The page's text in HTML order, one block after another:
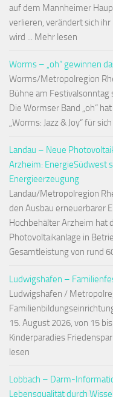
auf dem Mannheimer
verlieren, verändert sich
wird ... Mehr lesen
Worms – „oh“ gewinnen
Worms/Metropolregion
Bühne am
Die Wormser Band „oh“
„Worms: Jazz & Joy“ für
Landau – Neue
Arzheim: EnergieSüdwest
Energieerzeugung
Landau/Metropolregion
den Ausbau erneuerbarer
Hochbehälter Arzheim hat
Photovoltaikanlage in
Gesamtleistung von rund
Ludwigshafen –
Ludwigshafen /
15. August 2026, von 15
Kinderparadies
lesen
Lobbach – Darm-
Lebensqualität durch